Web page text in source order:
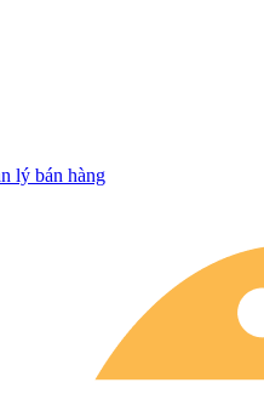
lý bán hàng